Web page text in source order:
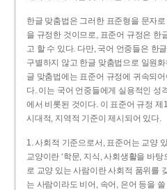
한글 맞춤법은 그러한 표준형을 문자
을 규정한 것이므로, 표준어 규정은 한
고 할 수 있다. 다만, 국어 언중들은 한
구별하지 않고 한글 맞춤법으로 일원
글 맞춤법에는 표준어 규정에 귀속되
다. 이는 국어 언중들에게 실용적인 성
에서 비롯된 것이다. 이 표준어 규정
시대적, 지역적 기준이 제시되어 있다.
1. 사회적 기준으로서, 표준어는 교양
교양이란 ‘학문, 지식, 사회생활을 바
로 교양 있는 사람이란 사회적 품위를
는 사람이라도 비어, 속어, 은어 등을